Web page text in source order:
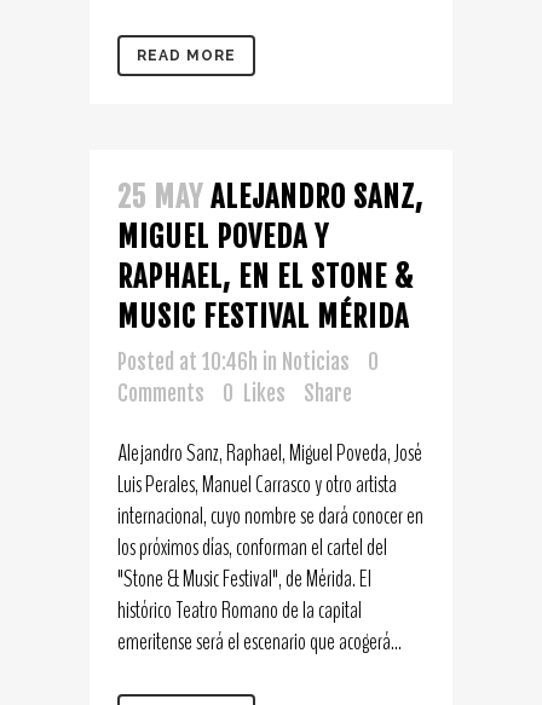
READ MORE
25 MAY ALEJANDRO SANZ,
MIGUEL POVEDA Y
RAPHAEL, EN EL STONE &
MUSIC FESTIVAL MÉRIDA
Posted at 10:46h in Noticias
0
Comments
0 Likes Share
Alejandro Sanz, Raphael, Miguel Poveda, José
Luis Perales, Manuel Carrasco y otro artista
internacional, cuyo nombre se dará conocer en
los próximos días, conforman el cartel del
"Stone & Music Festival", de Mérida. El
histórico Teatro Romano de la capital
emeritense será el escenario que acogerá...